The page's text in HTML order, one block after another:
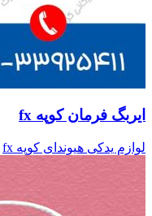
ایربگ فرمان کوپه fx
لوازم یدکی هیوندای کوپه fx